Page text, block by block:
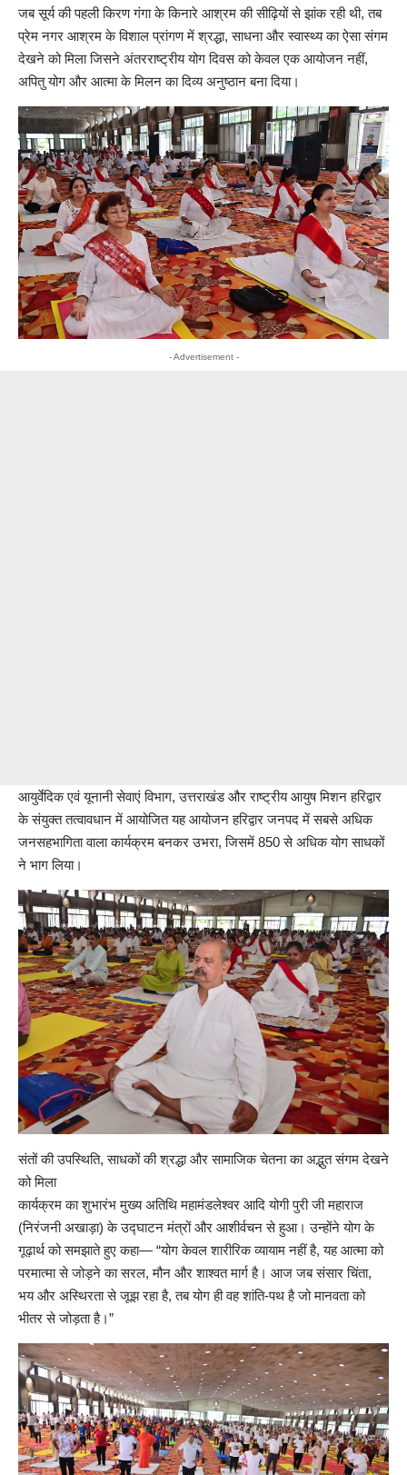
जब सूर्य की पहली किरण गंगा के किनारे आश्रम की सीढ़ियों से झांक रही थी, तब
प्रेम नगर आश्रम के विशाल प्रांगण में श्रद्धा, साधना और स्वास्थ्य का ऐसा संगम
देखने को मिला जिसने अंतरराष्ट्रीय योग दिवस को केवल एक आयोजन नहीं,
अपितु योग और आत्मा के मिलन का दिव्य अनुष्ठान बना दिया।
- Advertisement -
आयुर्वेदिक एवं यूनानी सेवाएं विभाग, उत्तराखंड और राष्ट्रीय आयुष मिशन हरिद्वार
के संयुक्त तत्वावधान में आयोजित यह आयोजन हरिद्वार जनपद में सबसे अधिक
जनसहभागिता वाला कार्यक्रम बनकर उभरा, जिसमें 850 से अधिक योग साधकों
ने भाग लिया।
संतों की उपस्थिति, साधकों की श्रद्धा और सामाजिक चेतना का अद्भुत संगम देखने
को मिला
कार्यक्रम का शुभारंभ मुख्य अतिथि महामंडलेश्वर आदि योगी पुरी जी महाराज
(निरंजनी अखाड़ा) के उद्घाटन मंत्रों और आशीर्वचन से हुआ। उन्होंने योग के
गूढ़ार्थ को समझाते हुए कहा— “योग केवल शारीरिक व्यायाम नहीं है, यह आत्मा को
परमात्मा से जोड़ने का सरल, मौन और शाश्वत मार्ग है। आज जब संसार चिंता,
भय और अस्थिरता से जूझ रहा है, तब योग ही वह शांति-पथ है जो मानवता को
भीतर से जोड़ता है।”